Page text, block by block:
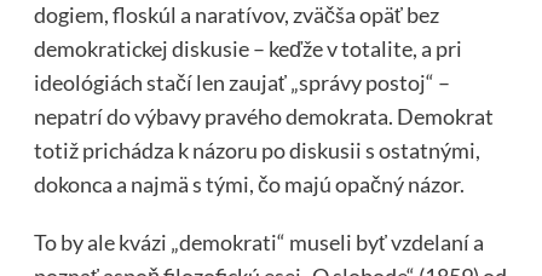
dogiem, floskúl a naratívov, zväčša opäť bez
demokratickej diskusie – keďže v totalite, a pri
ideológiách stačí len zaujať „správy postoj“ –
nepatrí do výbavy pravého demokrata. Demokrat
totiž prichádza k názoru po diskusii s ostatnými,
dokonca a najmä s tými, čo majú opačný názor.
To by ale kvázi „demokrati“ museli byť vzdelaní a